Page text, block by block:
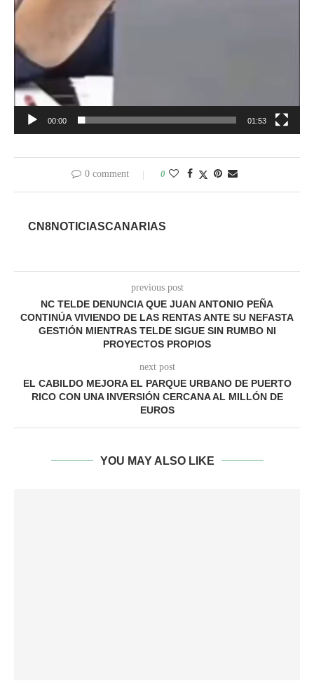
00:00 01:53
0 comment 0
CN8NOTICIASCANARIAS
previous post
NC TELDE DENUNCIA QUE JUAN ANTONIO PEÑA
CONTINÚA VIVIENDO DE LAS RENTAS ANTE SU NEFASTA
GESTIÓN MIENTRAS TELDE SIGUE SIN RUMBO NI
PROYECTOS PROPIOS
next post
EL CABILDO MEJORA EL PARQUE URBANO DE PUERTO
RICO CON UNA INVERSIÓN CERCANA AL MILLÓN DE
EUROS
YOU MAY ALSO LIKE